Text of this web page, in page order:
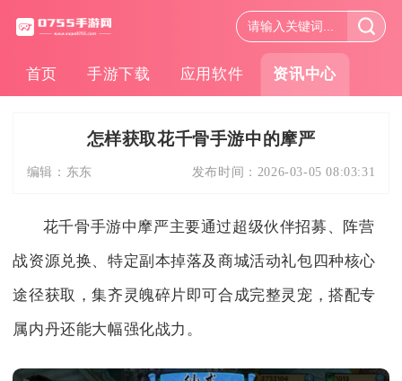
首页 手游下载 应用软件 资讯中心
怎样获取花千骨手游中的摩严
编辑： 东东 发布时间： 2026-03-05 08:03:31
花千骨手游中摩严主要通过超级伙伴招募、阵营
战资源兑换、特定副本掉落及商城活动礼包四种核心
途径获取，集齐灵魄碎片即可合成完整灵宠，搭配专
属内丹还能大幅强化战力。